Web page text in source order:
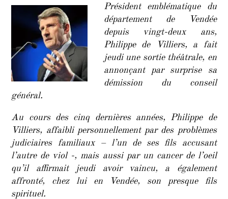
Président emblématique du
département de Vendée
depuis vingt-deux ans,
Philippe de Villiers, a fait
jeudi une sortie théâtrale, en
annonçant par surprise sa
démission du conseil
général.
Au cours des cinq dernières années, Philippe de
Villiers, affaibli personnellement par des problèmes
judiciaires familiaux – l’un de ses fils accusant
l’autre de viol -, mais aussi par un cancer de l’oeil
qu’il affirmait jeudi avoir vaincu, a également
affronté, chez lui en Vendée, son presque fils
spirituel.